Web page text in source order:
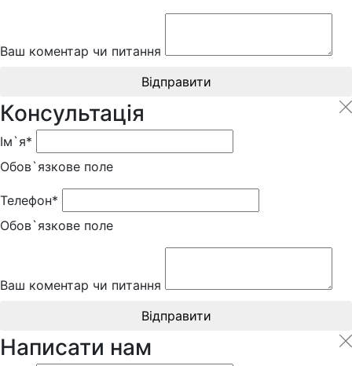
Ваш коментар чи питання
Відправити
Консультація
Ім`я*
Обов`язкове поле
Телефон*
Обов`язкове поле
Ваш коментар чи питання
Відправити
Написати нам